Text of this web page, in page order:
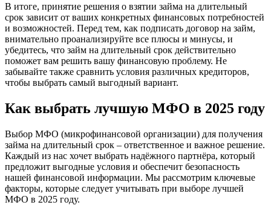
В итоге, принятие решения о взятии займа на длительный
срок зависит от ваших конкретных финансовых потребностей
и возможностей. Перед тем, как подписать договор на займ,
внимательно проанализируйте все плюсы и минусы, и
убедитесь, что займ на длительный срок действительно
поможет вам решить вашу финансовую проблему. Не
забывайте также сравнить условия различных кредиторов,
чтобы выбрать самый выгодный вариант.
Как выбрать лучшую МФО в 2025 году
Выбор МФО (микрофинансовой организации) для получения
займа на длительный срок – ответственное и важное решение.
Каждый из нас хочет выбрать надёжного партнёра, который
предложит выгодные условия и обеспечит безопасность
нашей финансовой информации. Мы рассмотрим ключевые
факторы, которые следует учитывать при выборе лучшей
МФО в 2025 году.